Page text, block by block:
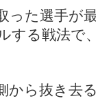
った選手が
する戦法で
から抜き去